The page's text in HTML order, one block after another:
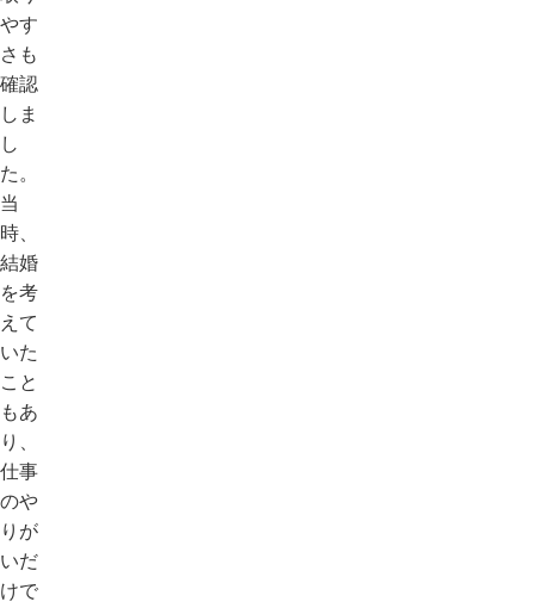
やす
さも
確認
しま
し
た。
当
時、
結婚
を考
えて
いた
こと
もあ
り、
仕事
のや
りが
いだ
けで